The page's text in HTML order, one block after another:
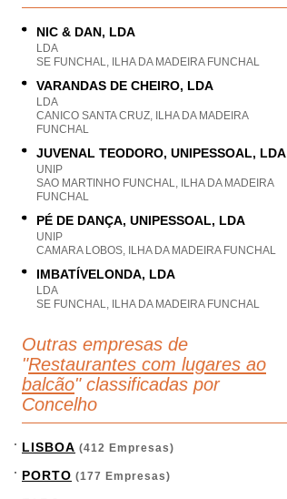
NIC & DAN, LDA
LDA
SE FUNCHAL, ILHA DA MADEIRA FUNCHAL
VARANDAS DE CHEIRO, LDA
LDA
CANICO SANTA CRUZ, ILHA DA MADEIRA
FUNCHAL
JUVENAL TEODORO, UNIPESSOAL, LDA
UNIP
SAO MARTINHO FUNCHAL, ILHA DA MADEIRA
FUNCHAL
PÉ DE DANÇA, UNIPESSOAL, LDA
UNIP
CAMARA LOBOS, ILHA DA MADEIRA FUNCHAL
IMBATÍVELONDA, LDA
LDA
SE FUNCHAL, ILHA DA MADEIRA FUNCHAL
Outras empresas de
"Restaurantes com lugares ao
balcão" classificadas por
Concelho
LISBOA (412 Empresas)
PORTO (177 Empresas)